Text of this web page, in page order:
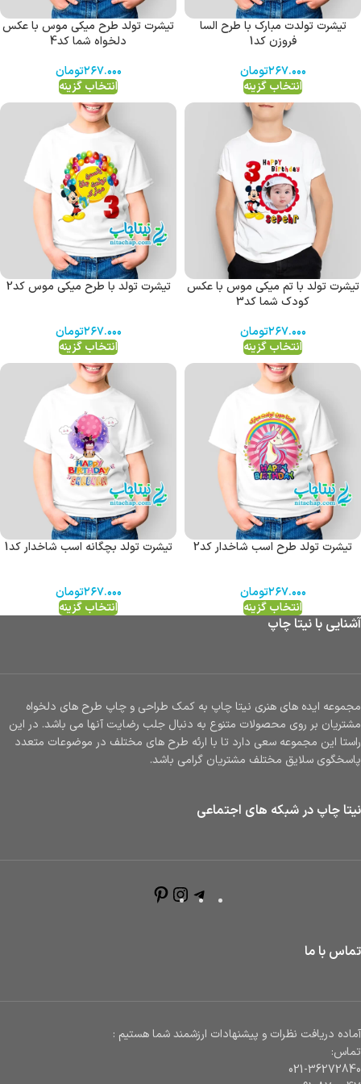
تیشرت تولدت مبارک با طرح السا
فروزن کد1
۲۶۷.۰۰۰تومان
انتخاب گزینه
تیشرت تولد طرح میکی موس با عکس
دلخواه شما کد4
۲۶۷.۰۰۰تومان
انتخاب گزینه
تیشرت تولد با تم میکی موس با عکس
کودک شما کد3
۲۶۷.۰۰۰تومان
انتخاب گزینه
تیشرت تولد با طرح میکی موس کد2
۲۶۷.۰۰۰تومان
انتخاب گزینه
تیشرت تولد طرح اسب شاخدار کد2
۲۶۷.۰۰۰تومان
انتخاب گزینه
تیشرت تولد بچگانه اسب شاخدار کد1
۲۶۷.۰۰۰تومان
انتخاب گزینه
آشنایی با نیتا چاپ
مجموعه ایده های هنری نیتا چاپ به کمک طراحی و چاپ طرح های دلخواه
مشتریان بر روی محصولات متنوع به دنبال جلب رضایت آنها می باشد. در این
راستا این مجموعه سعی دارد تا با ارئه طرح های مختلف در موضوعات متعدد
پاسخگوی سلایق مختلف مشتریان گرامی باشد.
نیتا چاپ در شبکه های اجتماعی
تماس با ما
آماده دریافت نظرات و پیشنهادات ارزشمند شما هستیم :
تماس:
021-36272840